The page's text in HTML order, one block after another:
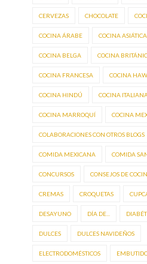
CERVEZAS CHOCOLATE
COCINA ÁRABE COCINA ASIÁTICA
COCINA BELGA COCINA
COCINA FRANCESA COCINA
COCINA HINDÚ COCINA
COCINA MARROQUÍ COCINA
COLABORACIONES CON OTROS BLOGS
COMIDA MEXICANA COMIDA
CONCURSOS CONSEJOS DE
CREMAS CROQUETAS
DESAYUNO DÍA DE...
DULCES DULCES NAVIDEÑOS
ELECTRODOMÉSTICOS